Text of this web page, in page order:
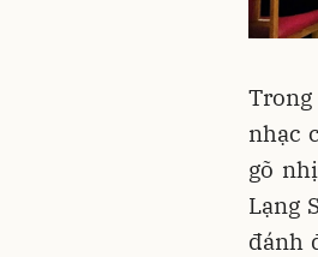
nhạc
gõ
Lạng
đánh